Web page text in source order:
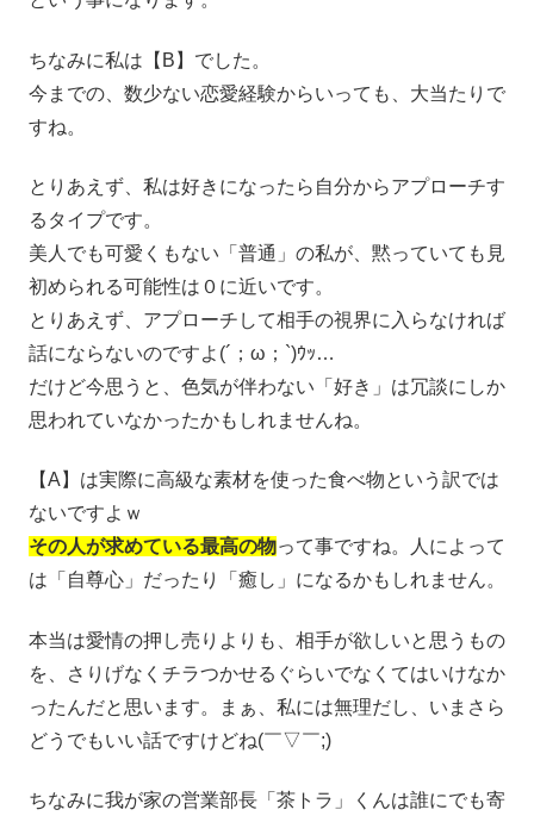
ちなみに私は【B】でした。
今までの、数少ない恋愛経験からいっても、大当たりで
すね。
とりあえず、私は好きになったら自分からアプローチす
るタイプです。
美人でも可愛くもない「普通」の私が、黙っていても見
初められる可能性は０に近いです。
とりあえず、アプローチして相手の視界に入らなければ
話にならないのですよ(´；ω；`)ｳｯ…
だけど今思うと、色気が伴わない「好き」は冗談にしか
思われていなかったかもしれませんね。
【A】は実際に高級な素材を使った食べ物という訳では
ないですよｗ
その人が求めている最高の物って事ですね。人によって
は「自尊心」だったり「癒し」になるかもしれません。
本当は愛情の押し売りよりも、相手が欲しいと思うもの
を、さりげなくチラつかせるぐらいでなくてはいけなか
ったんだと思います。まぁ、私には無理だし、いまさら
どうでもいい話ですけどね(￣▽￣;)
ちなみに我が家の営業部長「茶トラ」くんは誰にでも寄